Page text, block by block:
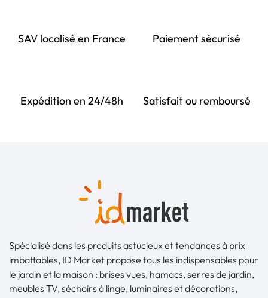
SAV localisé en France Paiement sécurisé
Expédition en 24/48h Satisfait ou remboursé
Spécialisé dans les produits astucieux et tendances à prix
imbattables, ID Market propose tous les indispensables pour
le jardin et la maison : brises vues, hamacs, serres de jardin,
meubles TV, séchoirs à linge, luminaires et décorations,